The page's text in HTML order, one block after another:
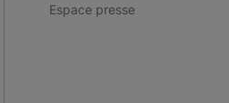
Espace presse